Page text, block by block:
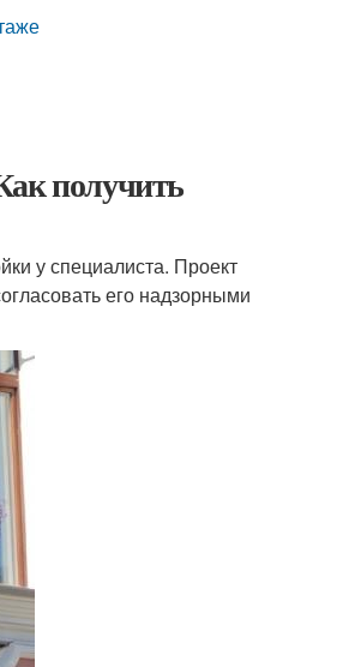
получить
у специалиста. Проект
его надзорными